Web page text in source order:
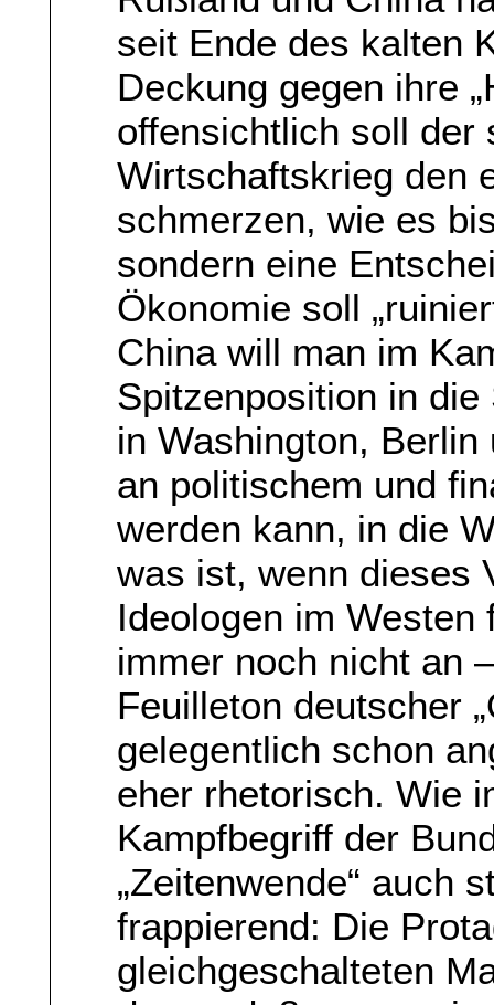
seit Ende des kalten
Deckung gegen ihre
offensichtlich soll der
Wirtschaftskrieg den
schmerzen, wie es
sondern eine
Ökonomie soll
China will man im
Spitzenposition in
in Washington,
an politischem und
werden kann, in die
was ist, wenn dieses
Ideologen im
immer noch nicht an
Feuilleton deutscher
gelegentlich schon
eher rhetorisch. Wie
Kampfbegriff der
„Zeitenwende“ auch
frappierend: Die
gleichgeschalteten